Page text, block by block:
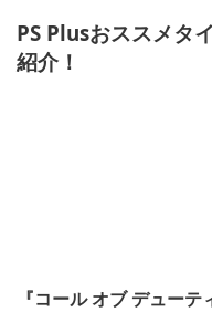
PS Plusおススメタ
紹介！
『コール オブ デュー